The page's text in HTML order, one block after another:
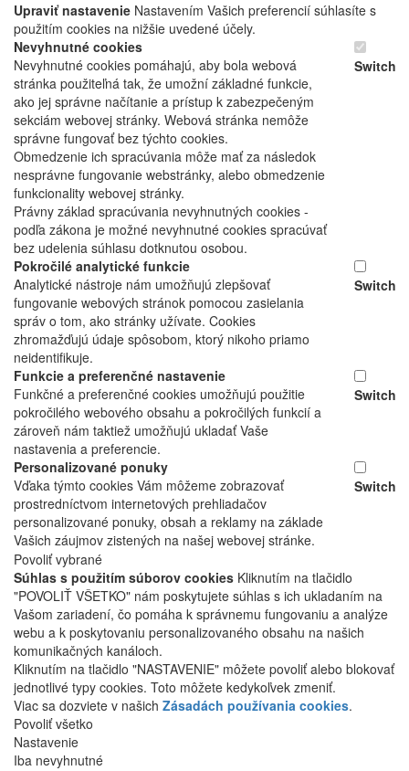
Upraviť nastavenie Nastavením Vašich preferencií súhlasíte s
použitím cookies na nižšie uvedené účely.
Nevyhnutné cookies
Nevyhnutné cookies pomáhajú, aby bola webová
stránka použiteľná tak, že umožní základné funkcie,
ako jej správne načítanie a prístup k zabezpečeným
sekciám webovej stránky. Webová stránka nemôže
správne fungovať bez týchto cookies.
Obmedzenie ich spracúvania môže mať za následok
nesprávne fungovanie webstránky, alebo obmedzenie
funkcionality webovej stránky.
Právny základ spracúvania nevyhnutných cookies -
podľa zákona je možné nevyhnutné cookies spracúvať
bez udelenia súhlasu dotknutou osobou.
Switch
Pokročilé analytické funkcie
Analytické nástroje nám umožňujú zlepšovať
fungovanie webových stránok pomocou zasielania
správ o tom, ako stránky užívate. Cookies
zhromažďujú údaje spôsobom, ktorý nikoho priamo
neidentifikuje.
Switch
Funkcie a preferenčné nastavenie
Funkčné a preferenčné cookies umožňujú použitie
pokročilého webového obsahu a pokročilých funkcií a
zároveň nám taktiež umožňujú ukladať Vaše
nastavenia a preferencie.
Switch
Personalizované ponuky
Vďaka týmto cookies Vám môžeme zobrazovať
prostredníctvom internetových prehliadačov
personalizované ponuky, obsah a reklamy na základe
Vašich záujmov zistených na našej webovej stránke.
Switch
Povoliť vybrané
Súhlas s použitím súborov cookies Kliknutím na tlačidlo
"POVOLIŤ VŠETKO" nám poskytujete súhlas s ich ukladaním na
Vašom zariadení, čo pomáha k správnemu fungovaniu a analýze
webu a k poskytovaniu personalizovaného obsahu na našich
komunikačných kanáloch.
Kliknutím na tlačidlo "NASTAVENIE" môžete povoliť alebo blokovať
jednotlivé typy cookies. Toto môžete kedykoľvek zmeniť.
Viac sa dozviete v našich Zásadách používania cookies.
Povoliť všetko
Nastavenie
Iba nevyhnutné